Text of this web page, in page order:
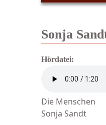
Sonja
Hördatei:
Die Menschen
Sonja Sandt